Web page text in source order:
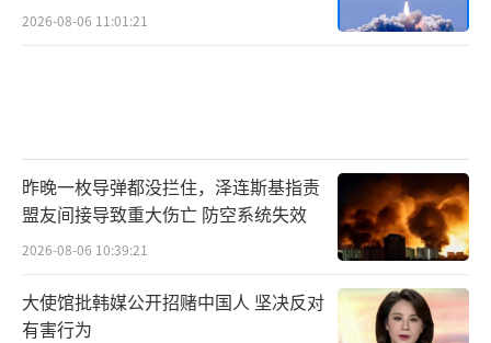
2026-08-06 11:01:21
昨晚一枚导弹都没拦住，泽连斯基指责
盟友间接导致重大伤亡 防空系统失效
2026-08-06 10:39:21
大使馆批韩媒公开招赌中国人 坚决反对
有害行为